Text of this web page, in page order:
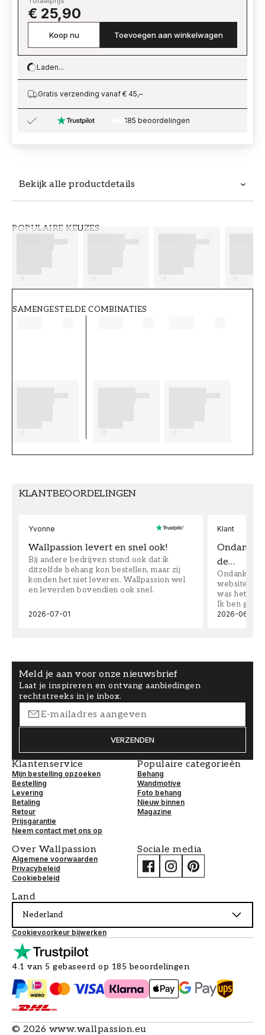
Bekijk alle productdetails
POPULAIRE KEUZES
SAMENGESTELDE COMBINATIES
€ 25,90
Koop nu Toevoegen aan winkelwagen
Loading…
Laden...
Gratis verzending vanaf € 45,–
185 beoordelingen
KLANTBEOORDELINGEN
Yvonne
Wallpassion levert en snel ook!
Bij andere bedrijven stond ook dat ik
ditzelfde behang kon bestellen, maar zij
konden het niet leveren. Wallpassion wel
en leverden bovendien ook snel.
2026-07-01
Klant
Ondanks
de…
Ondanks
website
was het
Ik ben
2026-06-08
Meld je aan voor onze nieuwsbrief
Laat je inspireren en ontvang aanbiedingen
rechtstreeks in je inbox.
VERZENDEN
Klantenservice
Mijn bestelling opzoeken
Bestelling
Levering
Betaling
Retour
Prijsgarantie
Neem contact met ons op
Populaire categorieën
Behang
Wandmotive
Foto behang
Nieuw binnen
Magazine
Over Wallpassion
Algemene voorwaarden
Privacybeleid
Cookiebeleid
Sociale media
Land
Nederland
Cookievoorkeur bijwerken
4.1 van 5 gebaseerd op 185 beoordelingen
© 2026 www.wallpassion.eu